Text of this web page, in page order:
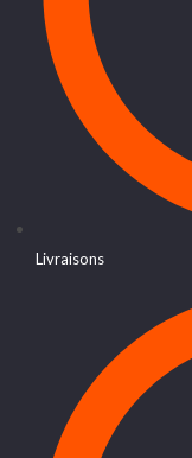
Livraisons